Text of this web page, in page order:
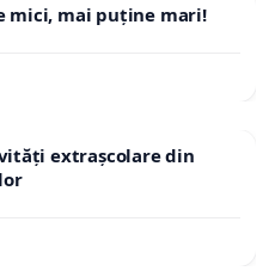
mici, mai puține mari!
extrașcolare din